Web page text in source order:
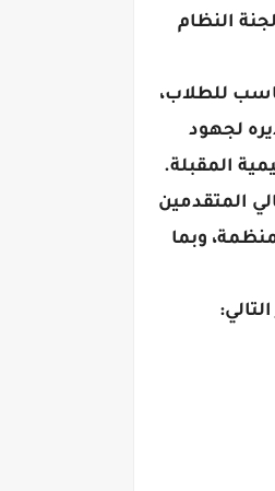
النظام
للطلاب،
لجهود
المقبلة.
تمثل الطلاب الحاصلين على 50٪ فأكثر من إجمالي المتقدمين
وبما